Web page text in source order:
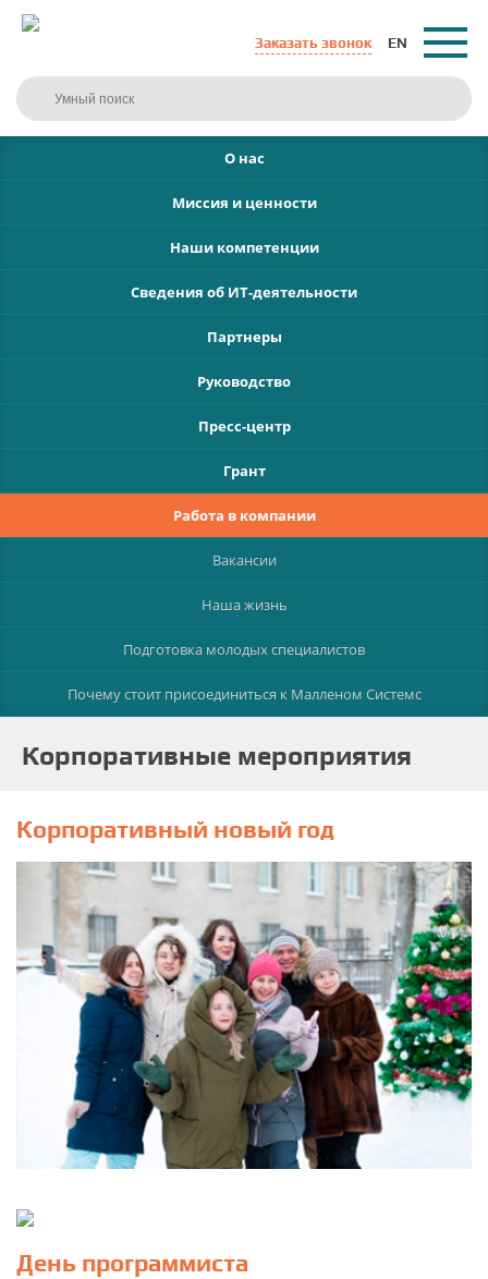
Заказать звонок EN
О нас
Миссия и ценности
Наши компетенции
Сведения об ИТ-деятельности
Партнеры
Руководство
Пресс-центр
Грант
Работа в компании
Вакансии
Наша жизнь
Подготовка молодых специалистов
Почему стоит присоединиться к Малленом Системс
Корпоративные мероприятия
Корпоративный новый год
День программиста